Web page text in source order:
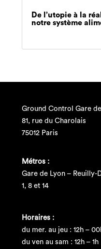
De l’utopie à la
notre système
Ground Control Gare
81, rue du Charolais
75012 Paris
Métros :
Gare de Lyon –
1, 8 et 14
Horaires :
du mer. au jeu : 12h –
du ven au sam : 12h – 1h